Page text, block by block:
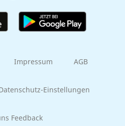
Impressum AGB
Einstellungen
Feedback